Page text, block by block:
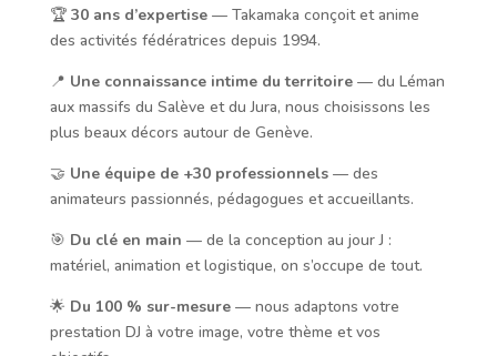
🏆 30 ans d’expertise— Takamaka conçoit et anime
des activités fédératrices depuis 1994.
📍 Une connaissance intime du territoire— du Léman
aux massifs du Salève et du Jura, nous choisissons les
plus beaux décors autour de Genève.
🤝 Une équipe de +30 professionnels— des
animateurs passionnés, pédagogues et accueillants.
🎯 Du clé en main — de la conception au jour J :
matériel, animation et logistique, on s’occupe de tout.
🌟 Du 100 % sur-mesure— nous adaptons votre
prestation DJ à votre image, votre thème et vos